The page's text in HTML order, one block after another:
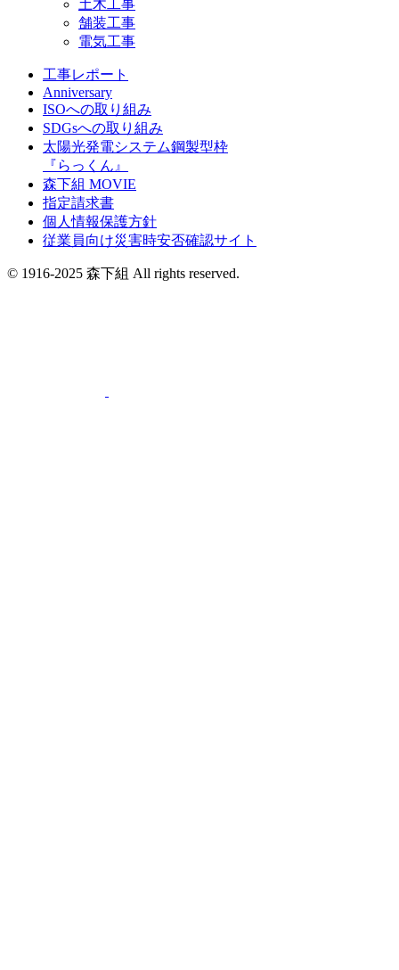
土木工事
舗装工事
電気工事
工事レポート
Anniversary
ISOへの取り組み
SDGsへの取り組み
太陽光発電システム鋼製型枠
『らっくん』
森下組 MOVIE
指定請求書
個人情報保護方針
従業員向け災害時安否確認サイト
© 1916-2025 森下組 All rights reserved.